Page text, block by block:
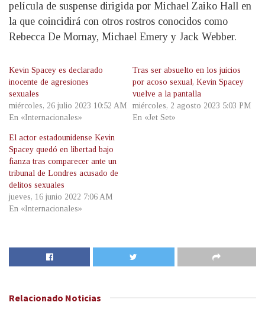
película de suspense dirigida por Michael Zaiko Hall en
la que coincidirá con otros rostros conocidos como
Rebecca De Mornay, Michael Emery y Jack Webber.
Kevin Spacey es declarado
inocente de agresiones
sexuales
miércoles, 26 julio 2023 10:52 AM
En «Internacionales»
Tras ser absuelto en los juicios
por acoso sexual, Kevin Spacey
vuelve a la pantalla
miércoles, 2 agosto 2023 5:03 PM
En «Jet Set»
El actor estadounidense Kevin
Spacey quedó en libertad bajo
fianza tras comparecer ante un
tribunal de Londres acusado de
delitos sexuales
jueves, 16 junio 2022 7:06 AM
En «Internacionales»
Relacionado Noticias